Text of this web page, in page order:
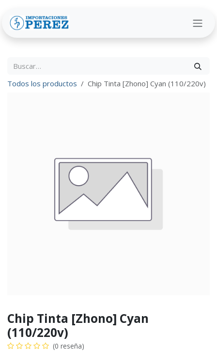
Todos los productos Chip Tinta [Zhono] Cyan (110/220v)
Chip Tinta [Zhono] Cyan
(110/220v)
(0 reseña)